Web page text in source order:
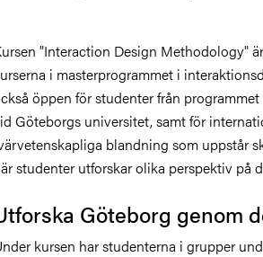
"Interaction Design Methodology"
i masterprogrammet i
öppen för studenter från programmet
Göteborgs universitet, samt för
blandning som uppstår
studenter utforskar olika perspektiv på
Göteborg genom
kursen har studenterna i grupper